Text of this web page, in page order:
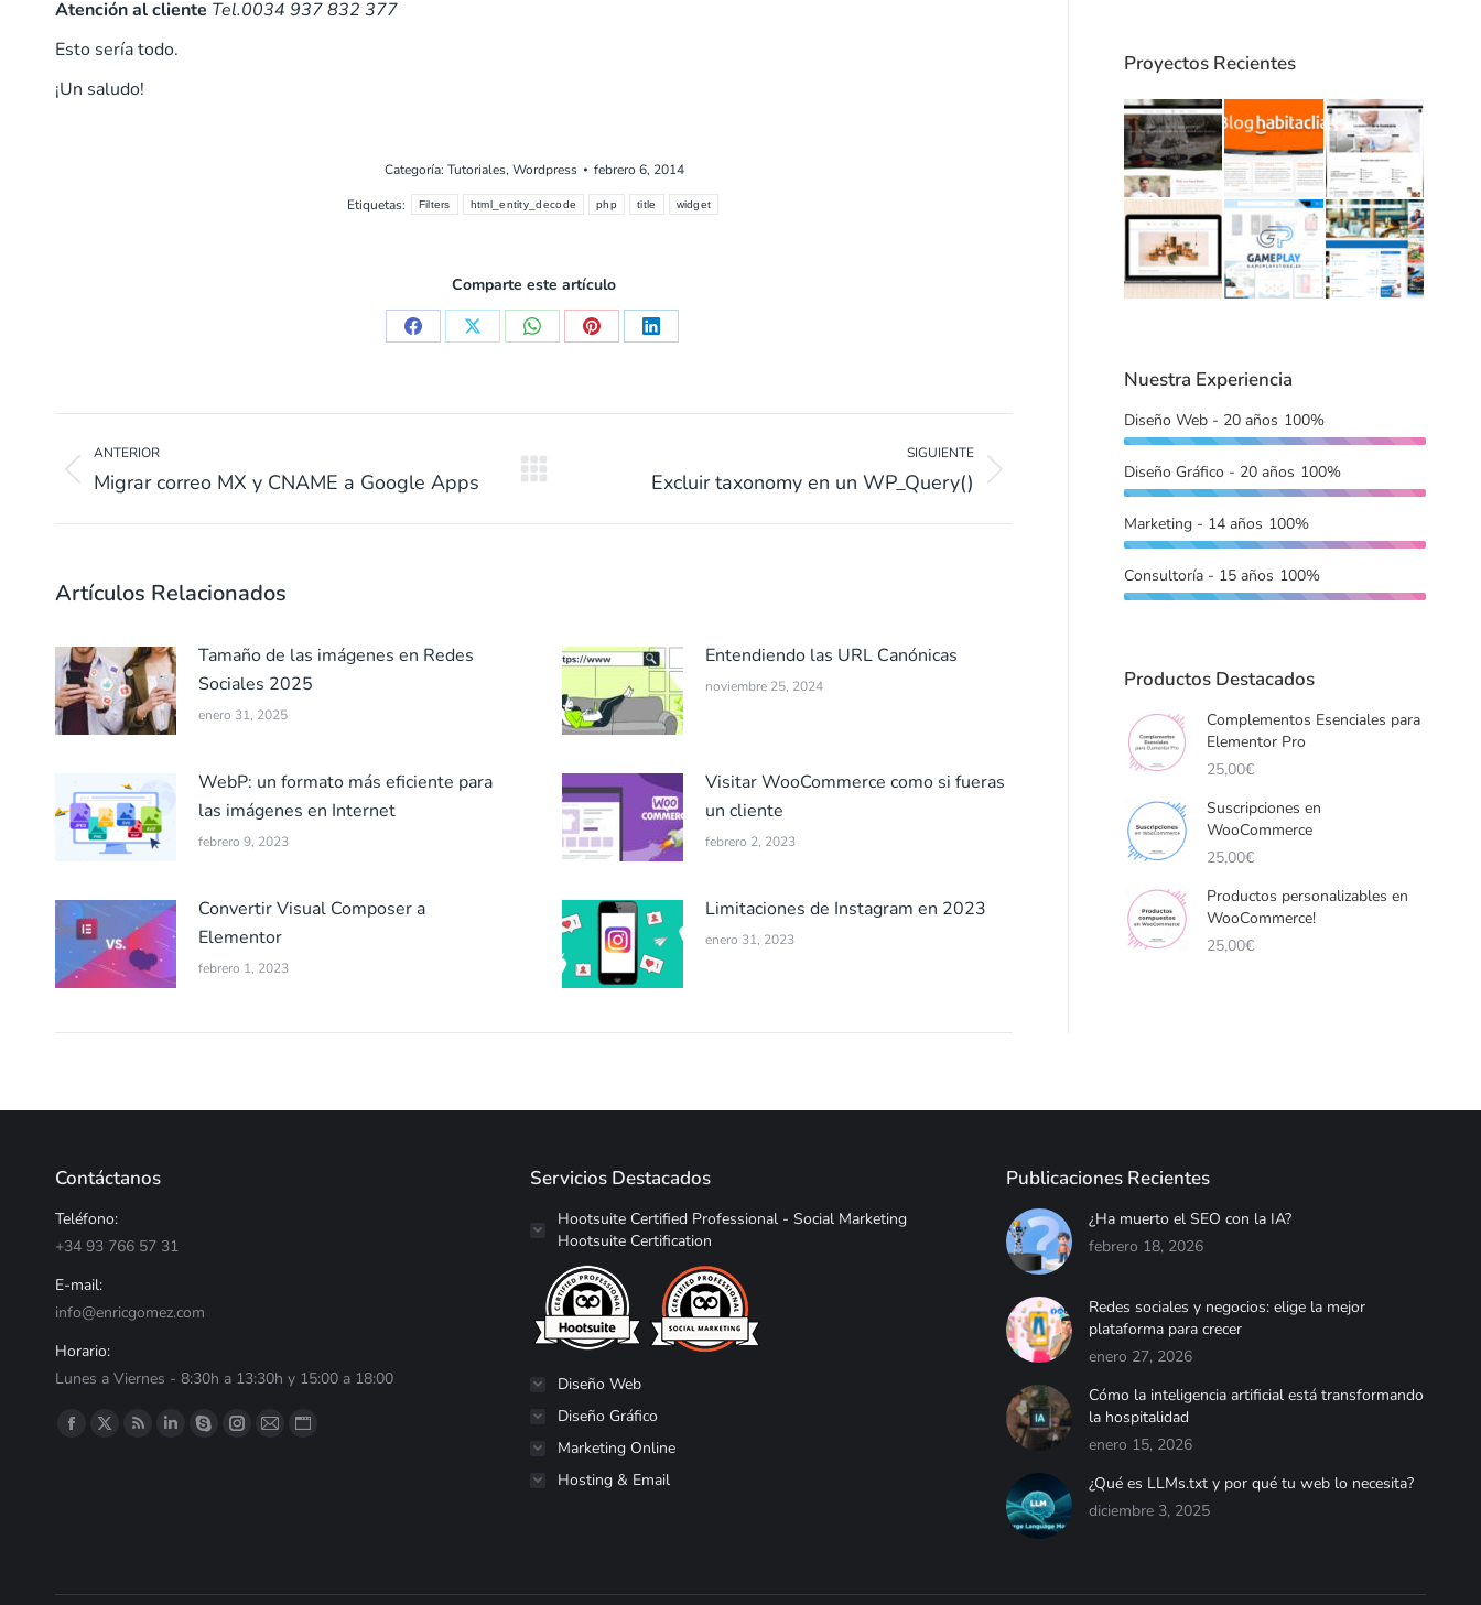
Atención al cliente Tel.0034 937 832 377
Esto sería todo.
¡Un saludo!
Categoría: Tutoriales, Wordpress
febrero 6, 2014
Etiquetas:
Filters html_entity_decode php title widget
Comparte este artículo
CompartirCompartirCompartirCompartirCompartir
de
entradas
ANTERIOR
Entrada
Migrar correo MX y CNAME a Google Apps
SIGUIENTE
SiguienteExcluir taxonomy en un WP_Query()
Artículos Relacionados
Tamaño de las imágenes en Redes
Sociales 2025
enero 31, 2025
Entendiendo las URL Canónicas
noviembre 25, 2024
WebP: un formato más eficiente para
las imágenes en Internet
febrero 9, 2023
Visitar WooCommerce como si fueras
un cliente
febrero 2, 2023
Convertir Visual Composer a
Elementor
febrero 1, 2023
Limitaciones de Instagram en 2023
enero 31, 2023
Proyectos Recientes
Nuestra Experiencia
Diseño Web - 20 años 100%
Diseño Gráfico - 20 años 100%
Marketing - 14 años 100%
Consultoría - 15 años 100%
Productos Destacados
Complementos Esenciales para
Elementor Pro
25,00€
Suscripciones en
WooCommerce
25,00€
Productos personalizables en
WooCommerce!
25,00€
Contáctanos
Teléfono:
+34 93 766 57 31
E-mail:
info@enricgomez.com
Horario:
Lunes a Viernes - 8:30h a 13:30h y 15:00 a 18:00
Encuéntranos en:
Facebook
X
RSSLinkedInSkypeInstagram
CorreoSitio
Servicios Destacados
Hootsuite Certified Professional - Social Marketing
Hootsuite Certification
Diseño Web
Diseño Gráfico
Marketing Online
Hosting & Email
Publicaciones Recientes
¿Ha muerto el SEO con la IA?
febrero 18, 2026
Redes sociales y negocios: elige la mejor
plataforma para crecer
enero 27, 2026
Cómo la inteligencia artificial está transformando
la hospitalidad
enero 15, 2026
¿Qué es LLMs.txt y por qué tu web lo necesita?
diciembre 3, 2025